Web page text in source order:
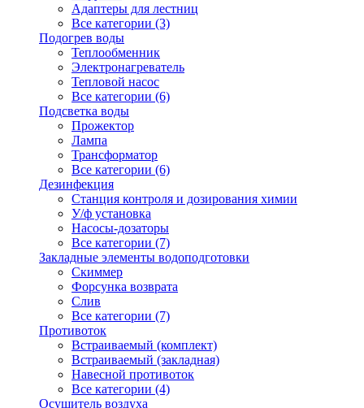
Адаптеры для лестниц
Все категории (3)
Подогрев воды
Теплообменник
Электронагреватель
Тепловой насос
Все категории (6)
Подсветка воды
Прожектор
Лампа
Трансформатор
Все категории (6)
Дезинфекция
Станция контроля и дозирования химии
У/ф установка
Насосы-дозаторы
Все категории (7)
Закладные элементы водоподготовки
Скиммер
Форсунка возврата
Слив
Все категории (7)
Противоток
Встраиваемый (комплект)
Встраиваемый (закладная)
Навесной противоток
Все категории (4)
Осушитель воздуха